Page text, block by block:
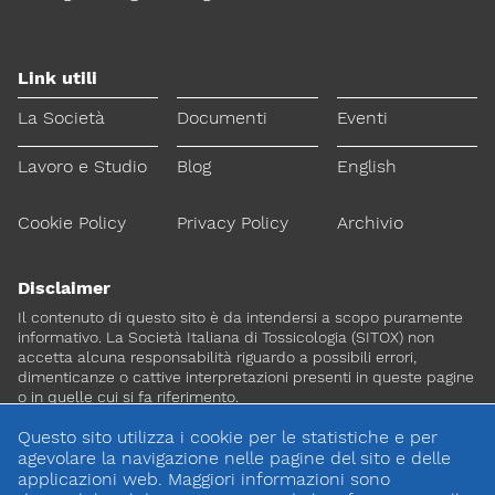
Link utili
La Società
Documenti Eventi
Lavoro e Studio Blog English
Cookie Policy Privacy Policy Archivio
Disclaimer
Il contenuto di questo sito è da intendersi a scopo puramente
informativo. La Società Italiana di Tossicologia (SITOX) non
accetta alcuna responsabilità riguardo a possibili errori,
dimenticanze o cattive interpretazioni presenti in queste pagine
o in quelle cui si fa riferimento.
Per maggiori informazioni e
approfondimenti
CONTATTACI
Questo sito utilizza i cookie per le statistiche e per
agevolare la navigazione nelle pagine del sito e delle
applicazioni web. Maggiori informazioni sono